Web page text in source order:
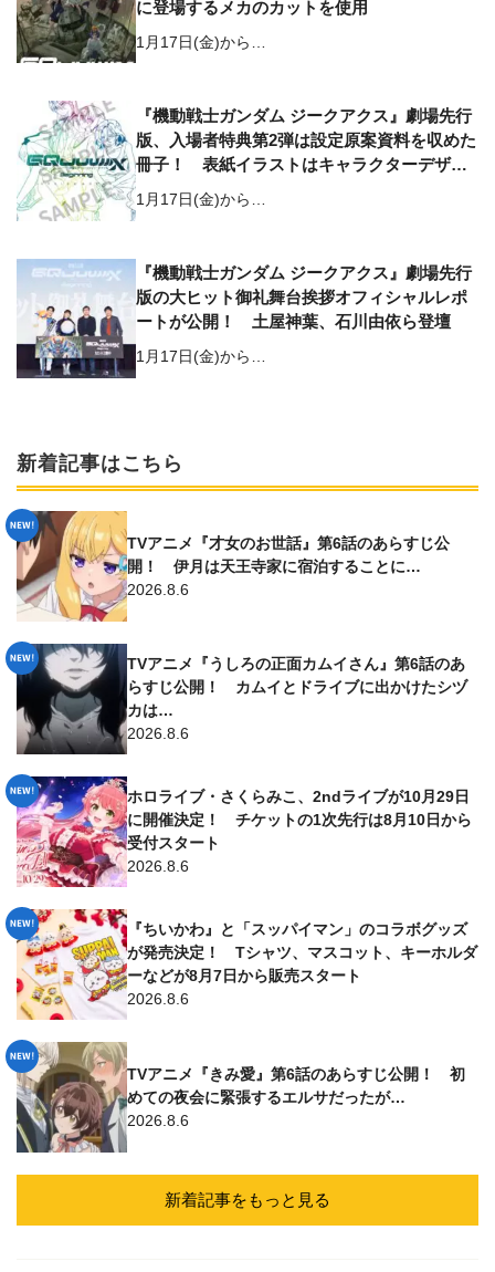
に登場するメカのカットを使用
1月17日(金)から…
『機動戦士ガンダム ジークアクス』劇場先行
版、入場者特典第2弾は設定原案資料を収めた
冊子！ 表紙イラストはキャラクターデザイ
ン・竹による描き下ろし
1月17日(金)から…
『機動戦士ガンダム ジークアクス』劇場先行
版の大ヒット御礼舞台挨拶オフィシャルレポ
ートが公開！ 土屋神葉、石川由依ら登壇
1月17日(金)から…
新着記事はこちら
TVアニメ『才女のお世話』第6話のあらすじ公
開！ 伊月は天王寺家に宿泊することに…
2026.8.6
TVアニメ『うしろの正面カムイさん』第6話のあ
らすじ公開！ カムイとドライブに出かけたシヅ
カは…
2026.8.6
ホロライブ・さくらみこ、2ndライブが10月29日
に開催決定！ チケットの1次先行は8月10日から
受付スタート
2026.8.6
『ちいかわ』と「スッパイマン」のコラボグッズ
が発売決定！ Tシャツ、マスコット、キーホルダ
ーなどが8月7日から販売スタート
2026.8.6
TVアニメ『きみ愛』第6話のあらすじ公開！ 初
めての夜会に緊張するエルサだったが…
2026.8.6
新着記事をもっと見る